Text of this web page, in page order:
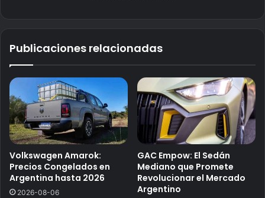
Publicaciones relacionadas
Volkswagen Amarok:
Precios Congelados en
Argentina hasta 2026
2026-08-06
GAC Empow: El Sedán
Mediano que Promete
Revolucionar el Mercado
Argentino